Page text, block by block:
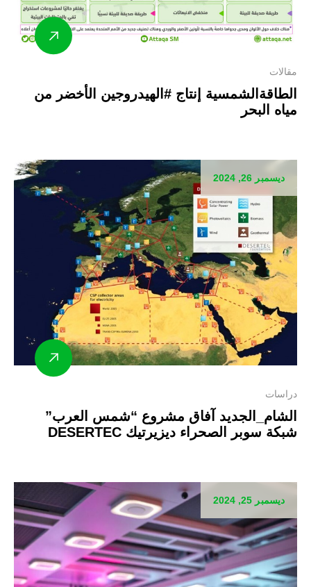
مقالات
الطاقةالشمسية إنتاج #الهيدروجين الأخضر من
مياه البحر
ديسمبر 26, 2024
دراسات
الشام_الجديد آفاق مشروع “شمس العرب”
شبكة سوبر الصحراء ديزيرتيك DESERTEC
ديسمبر 25, 2024